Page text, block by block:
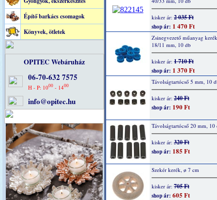
Építő barkács csomagok
Könyvek, ötletek
OPITEC Webáruház
06-70-632 7575
H - P: 1000- 1400
info@opitec.hu
kisker ár: 2 035 Ft
shop ár: 1 470 Ft
Zsinegvezető műanyag
18/11 mm, 10 db
kisker ár: 1 710 Ft
shop ár: 1 370 Ft
Távolságtartócső 5 mm, 10
kisker ár: 240 Ft
shop ár: 190 Ft
Távolságtartócső 20 mm, 10
kisker ár: 320 Ft
shop ár: 185 Ft
Szekér kerék, ø 7 cm
kisker ár: 705 Ft
shop ár: 605 Ft